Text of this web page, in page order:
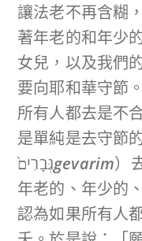
讓法老不再含糊
著年老的和年少
女兒，以及我們
要向耶和華守節
所有人都去是不
是單純是去守節
גְּבָרִים֙gevarim）
年老的、年少的
認為如果所有人